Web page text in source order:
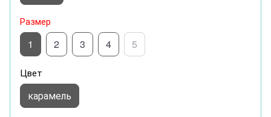
Размер
1 2 3 4 5
Цвет
карамель